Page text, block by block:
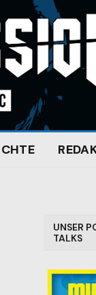
UNSER
TALKS